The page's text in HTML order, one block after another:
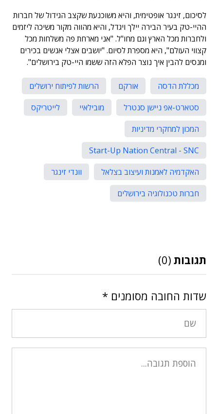
לסיכום, זינגר אופטימית, והיא משוכנעת שקצב הגידול של חברות
ההיי-טק בעיר הבירה יילך ויגדל, והיא מהווה מקור משיכה ליזמים
ולחברות מכל הארץ וגם מחו"ל. "אני מארחת פה משלחות מכל
קצווי העולם", היא מספרת לסיום. "יושבים אצלי אנשים בכירים
ומנסים להבין איך נוצר הפלא הזה ששמו היי-טק בירושלים".
מכללת הדסה אורקם
הרשות לפיתוח ירושלים
סטארט-אפ ניישן סנטרל
מובילאיי
לייטריקס
המכון למחקרי מדיניות
Start-Up Nation Central - SNC
האקדמיה לאמנות ועיצוב בצלאל
וונדי זינגר
חברות טכנולוגיה בירושלים
תגובות (0)
שדות החובה מסומנים *